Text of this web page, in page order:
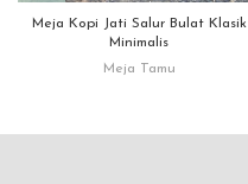
Meja Kopi Jati Salur Bulat Klasik
Minimalis
Meja Tamu